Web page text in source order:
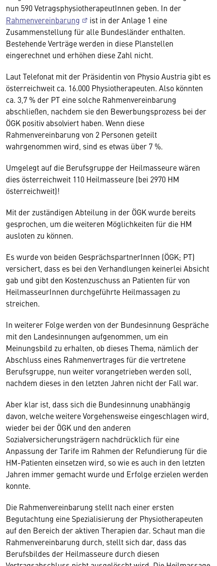
nun 590 VetragsphysiotherapeutInnen geben. In der
Rahmenvereinbarung
ist in der Anlage 1 eine
Zusammenstellung für alle Bundesländer enthalten.
Bestehende Verträge werden in diese Planstellen
eingerechnet und erhöhen diese Zahl nicht.
Laut Telefonat mit der Präsidentin von Physio Austria gibt es
österreichweit ca. 16.000 Physiotherapeuten. Also könnten
ca. 3,7 % der PT eine solche Rahmenvereinbarung
abschließen, nachdem sie den Bewerbungsprozess bei der
ÖGK positiv absolviert haben. Wenn diese
Rahmenvereinbarung von 2 Personen geteilt
wahrgenommen wird, sind es etwas über 7 %.
Umgelegt auf die Berufsgruppe der Heilmasseure wären
dies österreichweit 110 Heilmasseure (bei 2970 HM
österreichweit)!
Mit der zuständigen Abteilung in der ÖGK wurde bereits
gesprochen, um die weiteren Möglichkeiten für die HM
ausloten zu können.
Es wurde von beiden GesprächspartnerInnen (ÖGK; PT)
versichert, dass es bei den Verhandlungen keinerlei Absicht
gab und gibt den Kostenzuschuss an Patienten für von
HeilmasseurInnen durchgeführte Heilmassagen zu
streichen.
In weiterer Folge werden von der Bundesinnung Gespräche
mit den Landesinnungen aufgenommen, um ein
Meinungsbild zu erhalten, ob dieses Thema, nämlich der
Abschluss eines Rahmenvertrages für die vertretene
Berufsgruppe, nun weiter vorangetrieben werden soll,
nachdem dieses in den letzten Jahren nicht der Fall war.
Aber klar ist, dass sich die Bundesinnung unabhängig
davon, welche weitere Vorgehensweise eingeschlagen wird,
wieder bei der ÖGK und den anderen
Sozialversicherungsträgern nachdrücklich für eine
Anpassung der Tarife im Rahmen der Refundierung für die
HM-Patienten einsetzen wird, so wie es auch in den letzten
Jahren immer gemacht wurde und Erfolge erzielen werden
konnte.
Die Rahmenvereinbarung stellt nach einer ersten
Begutachtung eine Spezialisierung der Physiotherapeuten
auf den Bereich der aktiven Therapien dar. Schaut man die
Rahmenvereinbarung durch, stellt sich dar, dass das
Berufsbildes der Heilmasseure durch diesen